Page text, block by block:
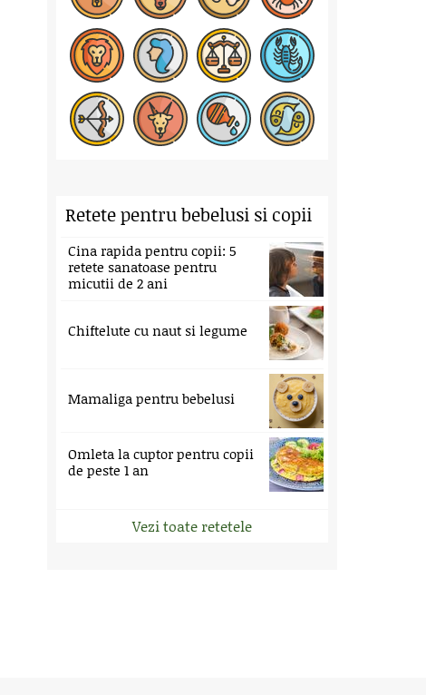
Retete pentru bebelusi si copii
Cina rapida pentru copii: 5
retete sanatoase pentru
micutii de 2 ani
Chiftelute cu naut si legume
Mamaliga pentru bebelusi
Omleta la cuptor pentru copii
de peste 1 an
Vezi toate retetele